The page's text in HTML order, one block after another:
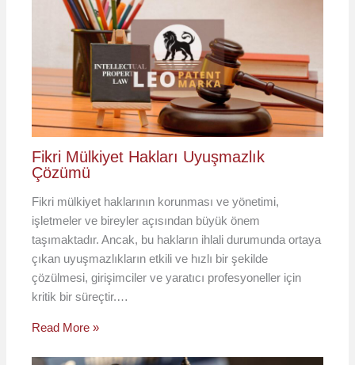
Fikri Mülkiyet Hakları Uyuşmazlık
Çözümü
Fikri mülkiyet haklarının korunması ve yönetimi,
işletmeler ve bireyler açısından büyük önem
taşımaktadır. Ancak, bu hakların ihlali durumunda ortaya
çıkan uyuşmazlıkların etkili ve hızlı bir şekilde
çözülmesi, girişimciler ve yaratıcı profesyoneller için
kritik bir süreçtir.…
Read More »